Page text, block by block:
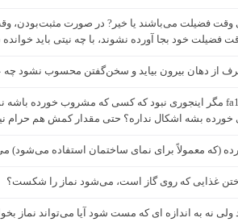
فضیلت خود بجا آورده نشوند، با چه نیتی باید
از دهان بیرون بیاید و سخن‌گفتن محسوب نشود چه
خورده بشه اشکال نداره؟ حتی مقدار کمش هم حرام
(که معمولاً برای نمای ساختمان استفاده می‌شود)
غذایی که روی گاز است، می‌شود نماز را شکست؟
نه به اندازه ای که مست شود آیا می‌تواند نماز